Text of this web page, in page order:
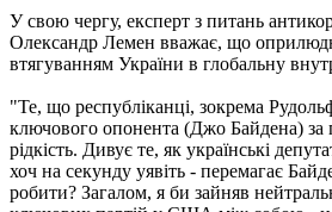
У свою чергу, експерт з питань
Олександр Лемен вважає, що
втягуванням України в глобальну
"Те, що республіканці, зокрема
ключового опонента (Джо Байдена) за
рідкість. Дивує те, як українські
хоч на секунду уявіть - перемагає
робити? Загалом, я би зайняв